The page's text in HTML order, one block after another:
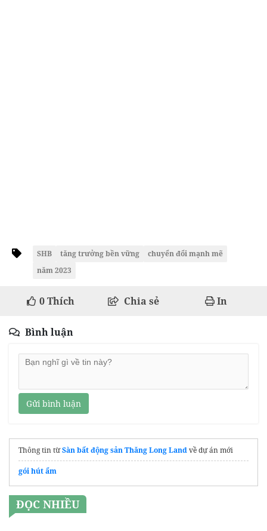
SHB tăng trưởng bền vững
chuyển đổi mạnh mẽ
năm 2023
0Thích Chia sẻ In
Bình luận
Gửi bình luận
Thông tin từSàn bất động sản Thăng Long Landvề dự án mới
gói hút ẩm
ĐỌC NHIỀU